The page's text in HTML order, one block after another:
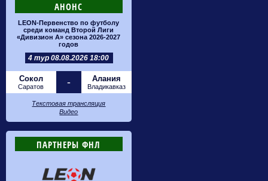
АНОНС
LEON-Первенство по футболу
среди команд Второй Лиги
«Дивизион А» сезона 2026-2027
годов
4 тур 08.08.2026 18:00
Сокол
Саратов - Алания
Владикавказ
Текстовая трансляция
Видео
ПАРТНЕРЫ ФНЛ